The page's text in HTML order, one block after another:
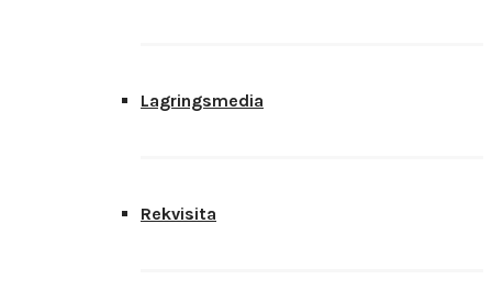
Lagringsmedia
Rekvisita